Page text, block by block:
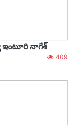
ఇంటూరి నాగేశ్
409